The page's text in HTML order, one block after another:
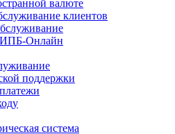
валюте
клиентов
ИПБ-Онлайн
поддержки
система